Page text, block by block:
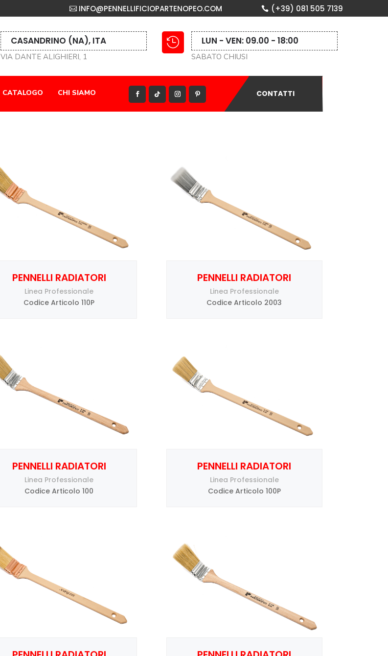
INFO@PENNELLIFICIOPARTENOPEO.COM (+39) 081 505 7139
CASANDRINO (NA), ITA
VIA DANTE ALIGHIERI, 1
 LUN - VEN: 09.00 - 18:00
SABATO CHIUSI
CATALOGO CHI SIAMO CONTATTI
PENNELLI RADIATORI
Linea Professionale
Codice Articolo 110P
PENNELLI RADIATORI
Linea Professionale
Codice Articolo 2003
PENNELLI RADIATORI
Linea Professionale
Codice Articolo 100
PENNELLI RADIATORI
Linea Professionale
Codice Articolo 100P